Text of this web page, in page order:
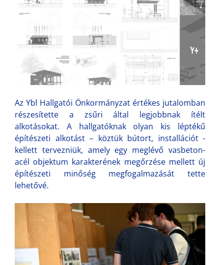
Az Ybl Hallgatói Önkormányzat értékes jutalomban
részesítette a zsűri által legjobbnak ítélt
alkotásokat. A hallgatóknak olyan kis léptékű
építészeti alkotást – köztük bútort, installációt -
kellett tervezniük, amely egy meglévő vasbeton-
acél objektum karakterének megőrzése mellett új
építészeti minőség megfogalmazását tette
lehetővé.